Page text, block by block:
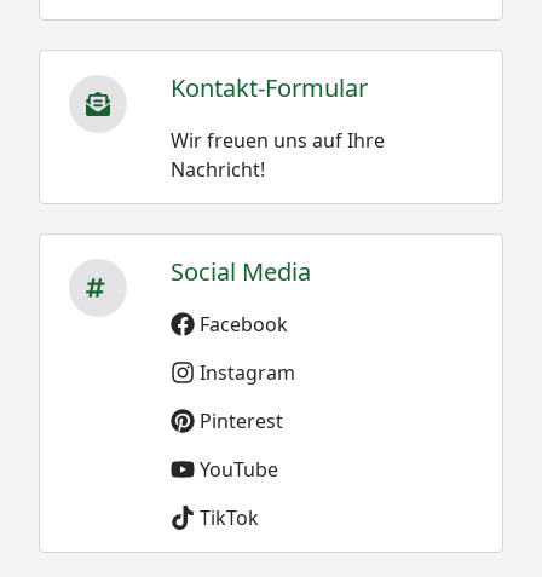
Kontakt-Formular
Wir freuen uns auf Ihre
Nachricht!
Social Media
Facebook
Instagram
Pinterest
YouTube
TikTok